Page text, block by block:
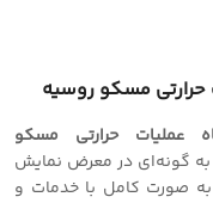
حرارتی مسکو روسیه
عملیات حرارتی مسکو
گونه‌ای در معرض نمایش
به صورت کامل با خدمات و